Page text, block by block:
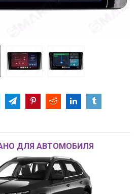
ДЛЯ АВТОМОБИЛЯ